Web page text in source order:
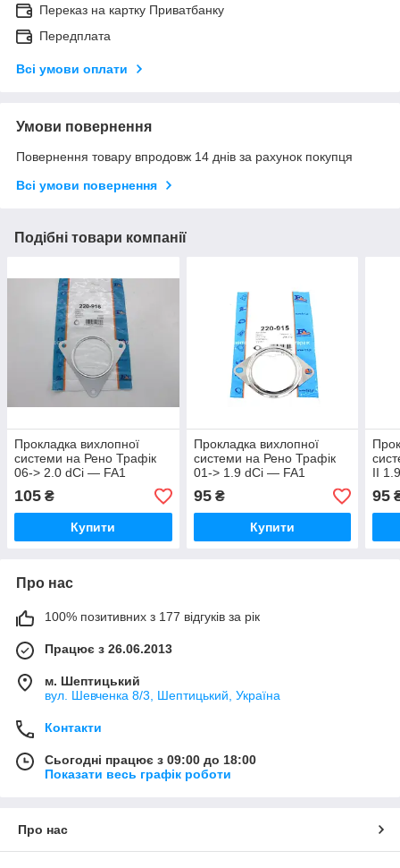
Переказ на картку Приватбанку
Передплата
Всі умови оплати
Умови повернення
Повернення товару впродовж 14 днів за рахунок покупця
Всі умови повернення
Подібні товари компанії
Прокладка вихлопної
системи на Рено Трафік
06-> 2.0 dCi — FA1
(Польща) 220916
105 ₴
Купити
Прокладка вихлопної
системи на Рено Трафік
01-> 1.9 dCi — FA1
(Польща) 220915
95₴
Купити
ІІ
95
Про нас
100% позитивних з 177 відгуків за рік
Працює з 26.06.2013
м. Шептицький
вул. Шевченка 8/3, Шептицький, Україна
Контакти
Сьогодні працює з 09:00 до 18:00
Показати весь графік роботи
Про нас